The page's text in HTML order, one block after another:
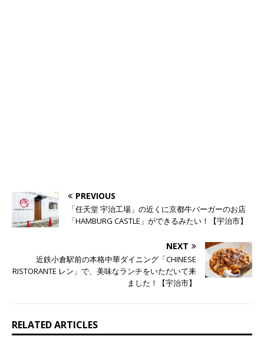
PREVIOUS
「任天堂 宇治工場」の近くに京都牛バーガーのお店
「HAMBURG CASTLE」ができるみたい！【宇治市】
NEXT
近鉄小倉駅前の本格中華ダイニング「CHINESE
RISTORANTE レン」で、美味なランチをいただいて来
ました！【宇治市】
RELATED ARTICLES